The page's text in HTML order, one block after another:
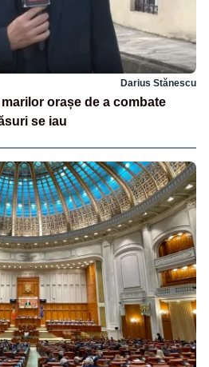
Darius Stănescu
orașe de a combate
se iau